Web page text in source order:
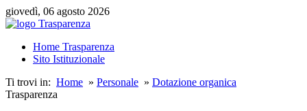
giovedì, 06 agosto 2026
Home Trasparenza
Sito Istituzionale
Ti trovi in: Home » Personale » Dotazione organica
Trasparenza